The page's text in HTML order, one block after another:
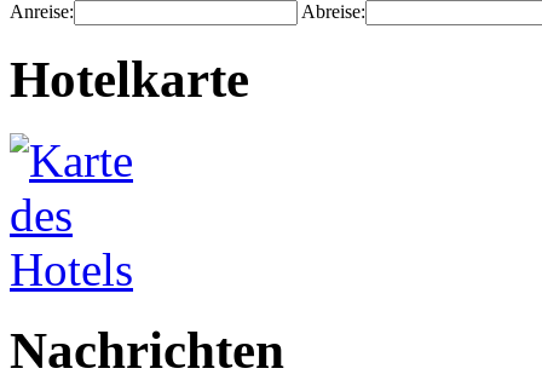
Anreise: Abreise:
Hotelkarte
Nachrichten